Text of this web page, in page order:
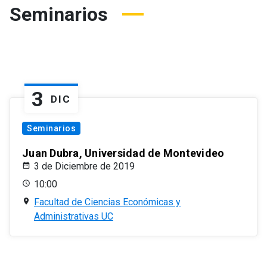
Seminarios
3 DIC
Seminarios
Juan Dubra, Universidad de Montevideo
3 de Diciembre de 2019
10:00
Facultad de Ciencias Económicas y
Administrativas UC